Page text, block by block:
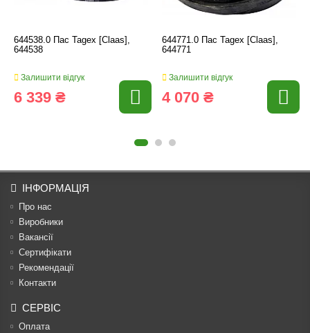
644538.0 Пас Tagex [Claas],
644538
Залишити відгук
6 339 ₴
644771.0 Пас Tagex [Claas],
644771
Залишити відгук
4 070 ₴
ІНФОРМАЦІЯ
Про нас
Виробники
Вакансії
Сертифікати
Рекомендації
Контакти
СЕРВІС
Оплата